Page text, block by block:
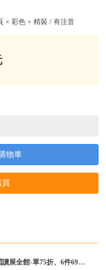
× 彩色 × 精裝 / 有注音
物車
買
館-單75折、6件69折～全館任選